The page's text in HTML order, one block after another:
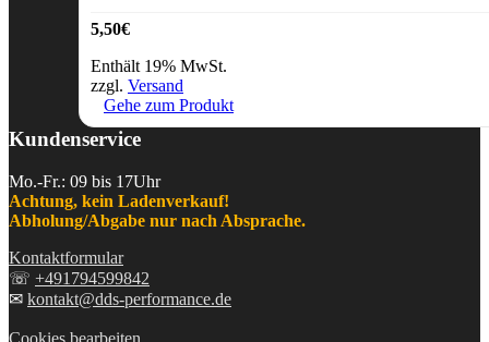
5,50€
Enthält 19% MwSt.
zzgl. Versand
Gehe zum Produkt
Kundenservice
Mo.-Fr.: 09 bis 17Uhr
Achtung, kein Ladenverkauf!
Abholung/Abgabe nur nach Absprache.
Kontaktformular
☏ +491794599842
✉ kontakt@dds-performance.de
Cookies bearbeiten